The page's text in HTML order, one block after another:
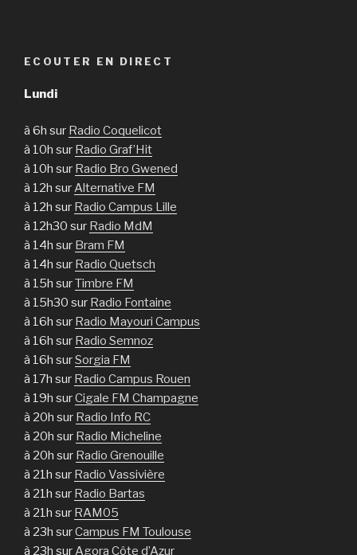
ECOUTER EN DIRECT
Lundi
à 6h sur Radio Coquelicot
à 10h sur Radio Graf’Hit
à 10h sur Radio Bro Gwened
à 12h surAlternative FM
à 12h sur Radio Campus Lille
à 12h30 sur Radio MdM
à 14h sur Bram FM
à 14h sur Radio Quetsch
à 15h surTimbre FM
à 15h30 sur Radio Fontaine
à 16h sur Radio Mayouri Campus
à 16h sur Radio Semnoz
à 16h surSorgia FM
à 17h sur Radio Campus Rouen
à 19h surCigale FM Champagne
à 20h sur Radio Info RC
à 20h sur Radio Micheline
à 20h sur Radio Grenouille
à 21h sur Radio Vassivière
à 21h sur Radio Bartas
à 21h sur RAM05
à 23h surCampus FM Toulouse
à 23h surAgora Côte d’Azur